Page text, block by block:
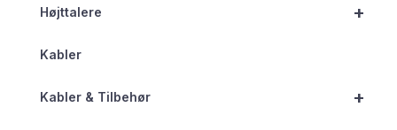
+
Højttalere
Kabler
+
Kabler & Tilbehør